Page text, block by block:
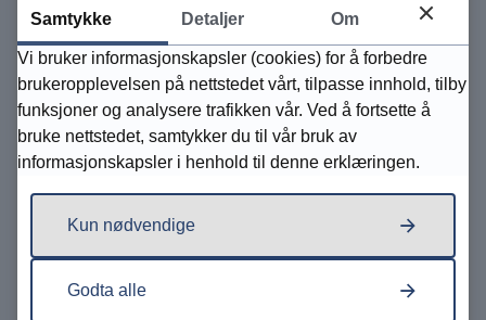
4820 Froland
Organisasjonsnummer:
946 439 045
Bankkonto: 2904 07 01700
Samtykke Detaljer Om
Vi bruker informasjonskapsler (cookies) for å forbedre
brukeropplevelsen på nettstedet vårt, tilpasse innhold, tilby
funksjoner og analysere trafikken vår. Ved å fortsette å
bruke nettstedet, samtykker du til vår bruk av
informasjonskapsler i henhold til denne erklæringen.
Kun nødvendige
Godta alle